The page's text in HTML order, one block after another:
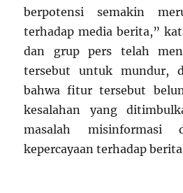
berpotensi semakin
terhadap media berita,”
dan grup pers telah
tersebut untuk mundur,
bahwa fitur tersebut
kesalahan yang
masalah misinformasi
kepercayaan terhadap